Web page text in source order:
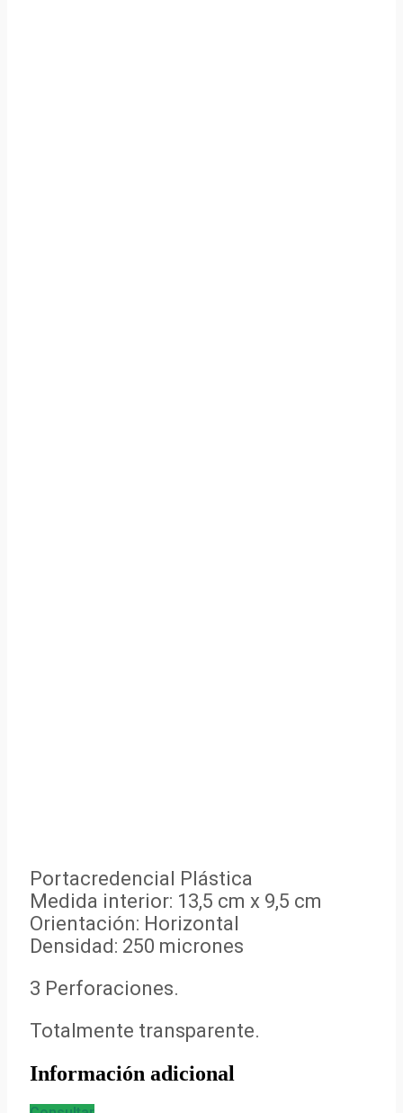
Portacredencial Plástica
Medida interior: 13,5 cm x 9,5 cm
Orientación: Horizontal
Densidad: 250 micrones
3 Perforaciones.
Totalmente transparente.
Información adicional